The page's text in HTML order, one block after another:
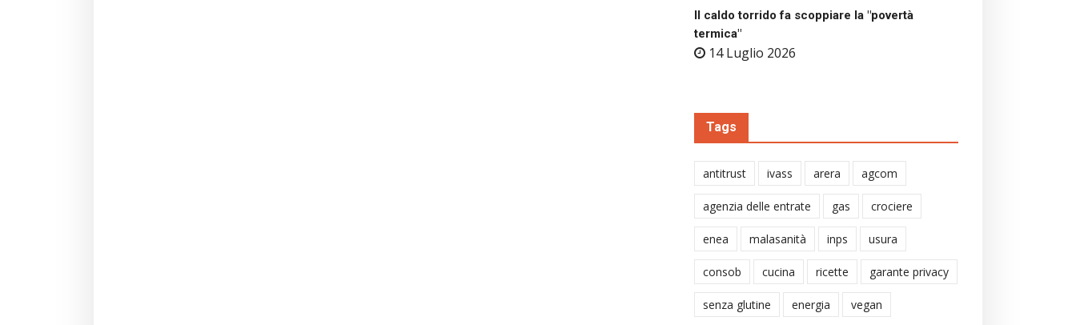
Il caldo torrido fa scoppiare la "povertà
termica"
14 Luglio 2026
Tags
antitrust ivass arera agcom
agenzia delle entrate gas crociere
enea malasanità inps usura
consob cucina ricette garante privacy
senza glutine energia vegan